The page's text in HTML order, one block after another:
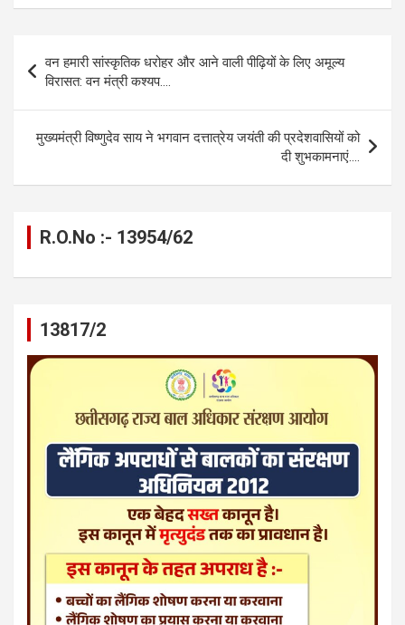
ce
o
o
k
se
n
g
er
at
A
p
p
e
gr
a
m
ail py
Li
n
k
ar
navigation
वन हमारी सांस्कृतिक धरोहर और आने वाली पीढ़ियों के लिए अमूल्य
विरासत: वन मंत्री कश्यप….
मुख्यमंत्री विष्णुदेव साय ने भगवान दत्तात्रेय जयंती की प्रदेशवासियों को
दी शुभकामनाएं….
R.O.No :- 13954/62
13817/2